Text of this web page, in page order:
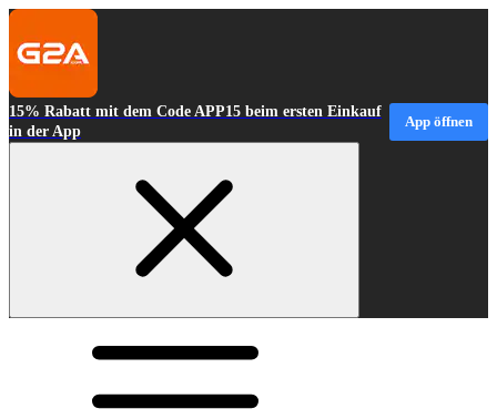
15% Rabatt mit dem Code APP15 beim ersten Einkauf
in der App
App öffnen